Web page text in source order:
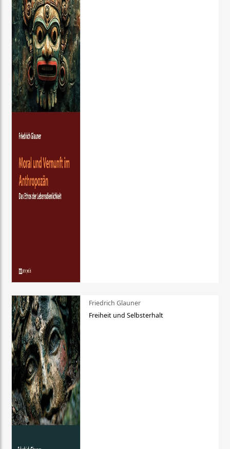
Friedrich Glauner
Freiheit und Selbsterhalt